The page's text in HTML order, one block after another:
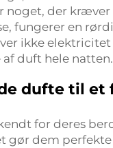
noget, der
fungerer en
ikke elektricitet
duft hele natten.
dufte til et
for deres
gør dem